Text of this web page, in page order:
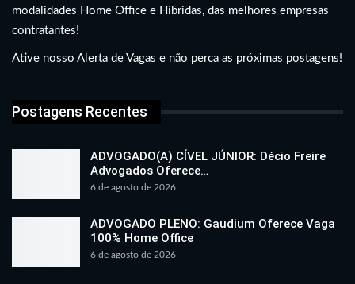
modalidades Home Office e Híbridas, das melhores empresas
contratantes!
Ative nosso Alerta de Vagas e não perca as próximas postagens!
Postagens Recentes
ADVOGADO(A) CÍVEL JÚNIOR: Décio Freire
Advogados Oferece…
6 de agosto de 2026
ADVOGADO PLENO: Gaudium Oferece Vaga
100% Home Office
6 de agosto de 2026